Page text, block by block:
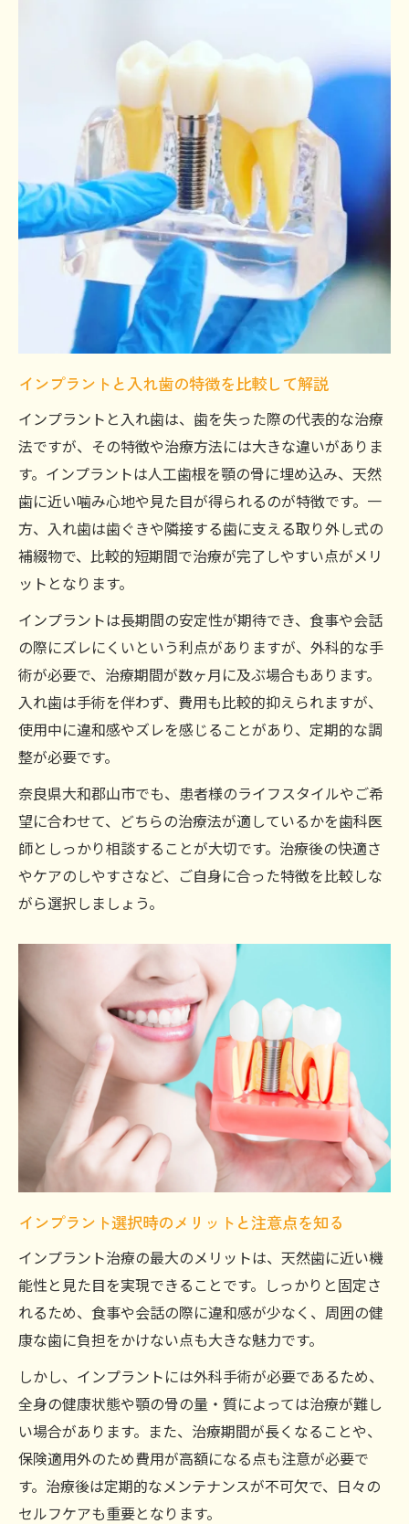
インプラントの治療期間や通院回数の違い
入れ歯との比較で知るインプラントの耐久
性
年齢や健康状態別のインプラント適応例
インプラント治療の分割払いと支払いの工
夫
信頼できる医院選びで安心のインプラント生活
インプラントの信頼できる医院選びの基準
口コミや評判を活用したインプラント医院
探し
丁寧なカウンセリングで安心のインプラン
ト治療
インプラントと入れ歯の実績が豊富な医院
の探し方
入れ歯とインプラントの違いと選び方のコツ
入れ歯とインプラントの見た目の違いを解
説
インプラントで得られる噛み心地の快適さ
入れ歯からインプラントへの切り替えの流
れ
インプラント選びで後悔しないポイントま
とめ
入れ歯とインプラントのメンテナンス方法
治療後の快適さを重視したインプラント活用法
インプラント治療後の食生活はどう変わる
か
快適な生活を支えるインプラントのケア方
インプラント生活で実感できる安心感と満
足度
入れ歯と比べたインプラントのトラブル予
防法
インプラント治療後も続く定期検診の重要
性
自分に合うインプラント治療を見極める方法
インプラントが向いている人の特徴とは
費用や支払い計画を考慮したインプラント
選び
インプラント治療前に整理したい疑問と不
安
カウンセリングで納得できるインプラント
説明
インプラントと入れ歯の特徴を比較して解説
インプラントと入れ歯は、歯を失った際の代表的な治療
法ですが、その特徴や治療方法には大きな違いがありま
す。インプラントは人工歯根を顎の骨に埋め込み、天然
歯に近い噛み心地や見た目が得られるのが特徴です。一
方、入れ歯は歯ぐきや隣接する歯に支える取り外し式の
補綴物で、比較的短期間で治療が完了しやすい点がメリ
ットとなります。
インプラントは長期間の安定性が期待でき、食事や会話
の際にズレにくいという利点がありますが、外科的な手
術が必要で、治療期間が数ヶ月に及ぶ場合もあります。
入れ歯は手術を伴わず、費用も比較的抑えられますが、
使用中に違和感やズレを感じることがあり、定期的な調
整が必要です。
奈良県大和郡山市でも、患者様のライフスタイルやご希
望に合わせて、どちらの治療法が適しているかを歯科医
師としっかり相談することが大切です。治療後の快適さ
やケアのしやすさなど、ご自身に合った特徴を比較しな
がら選択しましょう。
インプラント選択時のメリットと注意点を知る
インプラント治療の最大のメリットは、天然歯に近い機
能性と見た目を実現できることです。しっかりと固定さ
れるため、食事や会話の際に違和感が少なく、周囲の健
康な歯に負担をかけない点も大きな魅力です。
しかし、インプラントには外科手術が必要であるため、
全身の健康状態や顎の骨の量・質によっては治療が難し
い場合があります。また、治療期間が長くなることや、
保険適用外のため費用が高額になる点も注意が必要で
す。治療後は定期的なメンテナンスが不可欠で、日々の
セルフケアも重要となります。